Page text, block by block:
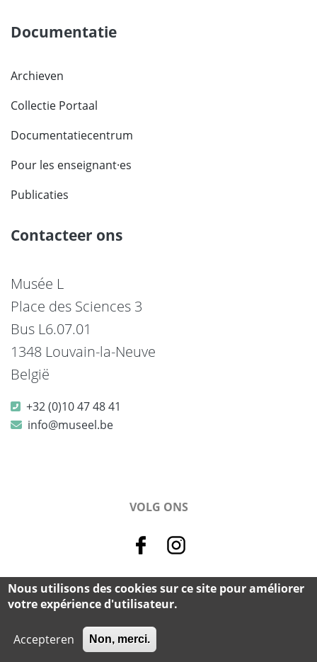
Documentatie
Archieven
Collectie Portaal
Documentatiecentrum
Pour les enseignant·es
Publicaties
Contacteer ons
Musée L
Place des Sciences 3
Bus L6.07.01
1348 Louvain-la-Neuve
België
+32 (0)10 47 48 41
info@museel.be
VOLG ONS
© 2026 Musée L - Alle rechten voorbehouden.
cookie & privacy-
Nous utilisons des cookies sur ce site pour améliorer
votre expérience d'utilisateur.
Accepteren Non, merci.